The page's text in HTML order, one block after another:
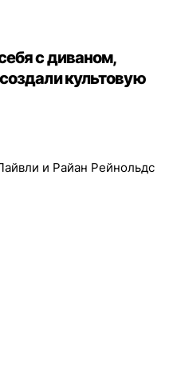
с диваном,
культовую